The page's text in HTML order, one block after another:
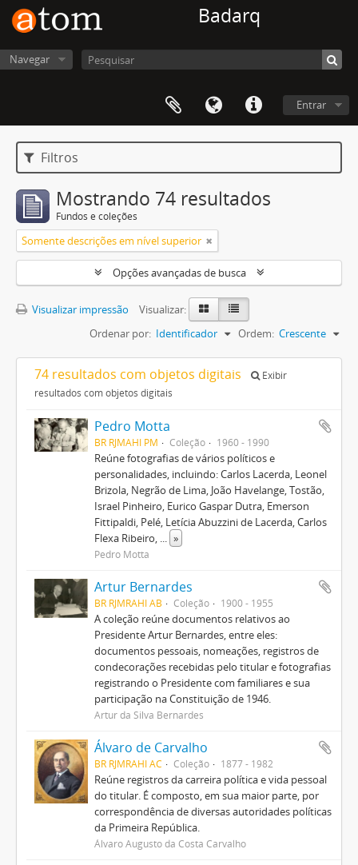
Badarq
Navegar
Entrar
Filtros
Mostrando 74 resultados
Fundos e coleções
Somente descrições em nível superior
Opções avançadas de busca
Visualizar impressão
Visualizar:
Ordenar por: Identificador Ordem: Crescente
74 resultados com objetos digitais
Exibir
resultados com objetos digitais
Pedro Motta
BR RJMAHI PM Coleção 1960 - 1990
Reúne fotografias de vários políticos e
personalidades, incluindo: Carlos Lacerda, Leonel
Brizola, Negrão de Lima, João Havelange, Tostão,
Israel Pinheiro, Eurico Gaspar Dutra, Emerson
Fittipaldi, Pelé, Letícia Abuzzini de Lacerda, Carlos
Flexa Ribeiro, ... »
Pedro Motta
Artur Bernardes
BR RJMRAHI AB Coleção 1900 - 1955
A coleção reúne documentos relativos ao
Presidente Artur Bernardes, entre eles:
documentos pessoais, nomeações, registros de
condecorações recebidas pelo titular e fotografias
registrando o Presidente com familiares e sua
participação na Constituição de 1946.
Artur da Silva Bernardes
Álvaro de Carvalho
BR RJMRAHI AC Coleção 1877 - 1982
Reúne registros da carreira política e vida pessoal
do titular. É composto, em sua maior parte, por
correspondência de diversas autoridades políticas
da Primeira República.
Álvaro Augusto da Costa Carvalho